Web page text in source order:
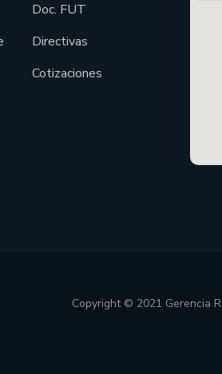
Doc. FUT
Directivas
Cotizaciones
Copyright © 2021 Gerencia